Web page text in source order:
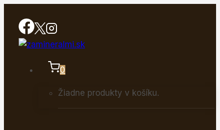
content
0
Žiadne produkty v košíku.